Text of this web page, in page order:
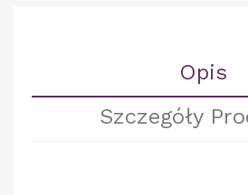
Opis
Szczegóły